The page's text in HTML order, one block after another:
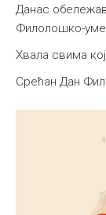
Међународна
Данас
Филолошко-
Хвала свима
Срећан Дан